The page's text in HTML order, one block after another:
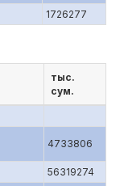
1726277
тыс.
сум.
4733806
56319274